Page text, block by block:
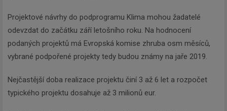
Projektové návrhy do podprogramu Klima mohou žadatelé
odevzdat do začátku září letošního roku. Na hodnocení
podaných projektů má Evropská komise zhruba osm měsíců,
vybrané podpořené projekty tedy budou známy na jaře 2019.
Nejčastější doba realizace projektu činí 3 až 6 let a rozpočet
typického projektu dosahuje až 3 milionů eur.
informace, maximálně 1x týdně.
Odebírat